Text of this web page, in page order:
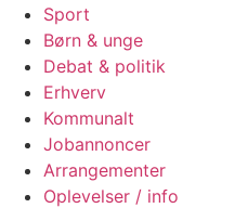
Sport
Børn & unge
Debat & politik
Erhverv
Kommunalt
Jobannoncer
Arrangementer
Oplevelser / info